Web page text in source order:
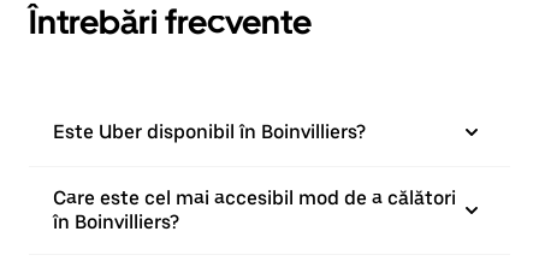
Întrebări frecvente
Este Uber disponibil în Boinvilliers?
Care este cel mai accesibil mod de a călători
în Boinvilliers?